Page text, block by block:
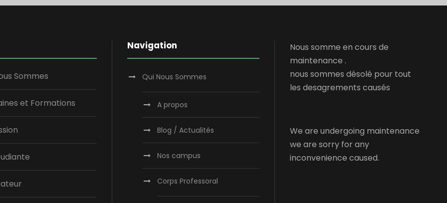
Sommes
et Formations
Navigation
Qui Nous Sommes
A propos
Blog / Actualités
Nos campus
Corps Professoral
Nous somme en cours de
maintenance .
nous sommes désolé pour tout
les desagrements causés
We are undergoing maintenance
we are sorry for any
inconvenience caused.